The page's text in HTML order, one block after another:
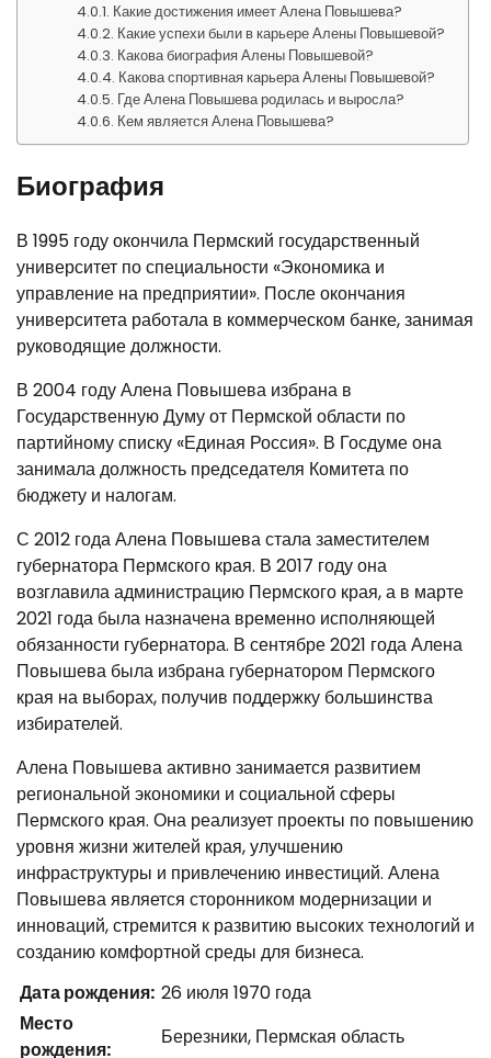
Какие достижения имеет Алена Повышева?
Какие успехи были в карьере Алены Повышевой?
Какова биография Алены Повышевой?
Какова спортивная карьера Алены Повышевой?
Где Алена Повышева родилась и выросла?
Кем является Алена Повышева?
Биография
В 1995 году окончила Пермский государственный
университет по специальности «Экономика и
управление на предприятии». После окончания
университета работала в коммерческом банке, занимая
руководящие должности.
В 2004 году Алена Повышева избрана в
Государственную Думу от Пермской области по
партийному списку «Единая Россия». В Госдуме она
занимала должность председателя Комитета по
бюджету и налогам.
С 2012 года Алена Повышева стала заместителем
губернатора Пермского края. В 2017 году она
возглавила администрацию Пермского края, а в марте
2021 года была назначена временно исполняющей
обязанности губернатора. В сентябре 2021 года Алена
Повышева была избрана губернатором Пермского
края на выборах, получив поддержку большинства
избирателей.
Алена Повышева активно занимается развитием
региональной экономики и социальной сферы
Пермского края. Она реализует проекты по повышению
уровня жизни жителей края, улучшению
инфраструктуры и привлечению инвестиций. Алена
Повышева является сторонником модернизации и
инноваций, стремится к развитию высоких технологий и
созданию комфортной среды для бизнеса.
Дата рождения: 26 июля 1970 года
Место
рождения:
Березники, Пермская область